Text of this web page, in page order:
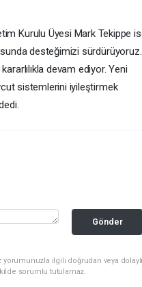
Kurulu Üyesi Mark Tekippe
desteğimizi sürdürüyoruz.
devam ediyor. Yeni
sistemlerini iyileştirmek
Gönder
yorumunuzla ilgili doğrudan veya dolaylı
sorumlu tutulamaz.